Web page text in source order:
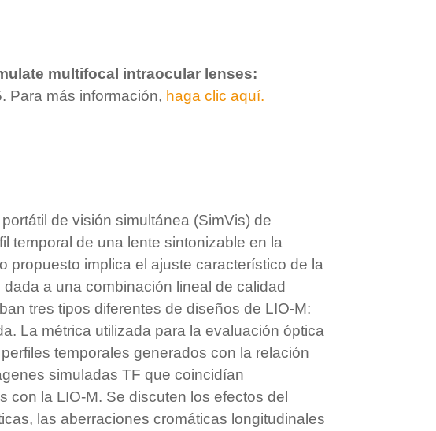
multifocal intraocular lenses:
Para más información, haga clic aquí.
de visión simultánea (SimVis) de
temporal de una lente sintonizable en la
propuesto implica el ajuste característico de la
a una combinación lineal de calidad
tres tipos diferentes de diseños de LIO-M:
La métrica utilizada para la evaluación óptica
temporales generados con la relación
simuladas TF que coincidían
la LIO-M. Se discuten los efectos del
las aberraciones cromáticas longitudinales